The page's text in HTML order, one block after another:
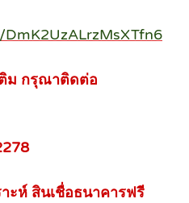
ม กรุณาติดต่อ
ะห์ สินเชื่อธนาคารฟรี